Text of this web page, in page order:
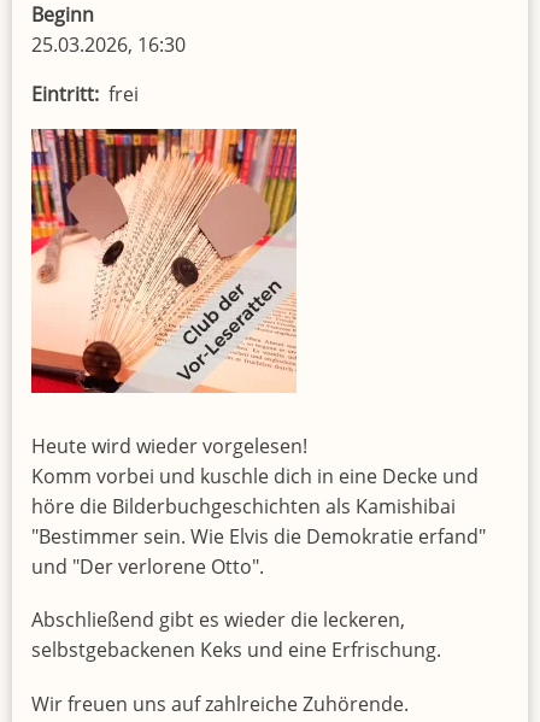
Beginn
25.03.2026, 16:30
Eintritt frei
Heute wird wieder vorgelesen!
Komm vorbei und kuschle dich in eine Decke und
höre die Bilderbuchgeschichten als Kamishibai
"Bestimmer sein. Wie Elvis die Demokratie erfand"
und "Der verlorene Otto".
Abschließend gibt es wieder die leckeren,
selbstgebackenen Keks und eine Erfrischung.
Wir freuen uns auf zahlreiche Zuhörende.